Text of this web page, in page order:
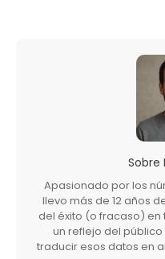
Sobre
Apasionado por los
llevo más de 12 años
del éxito (o fracaso) en
un reflejo del
traducir esos datos en